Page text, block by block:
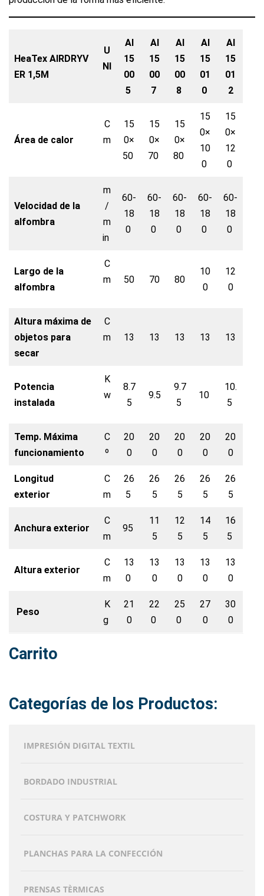
HeaTex AIRDRYV
ER 1,5M
U
NI
AI
15
00
5
AI
15
00
7
AI
15
00
8
AI
15
01
0
AI
15
01
2
Área de calor
C
m
15
0×
50
15
0×
70
15
0×
80
15
0×
10
0
15
0×
12
0
Velocidad de la
alfombra
m
/
m
in
60-
18
0
60-
18
0
60-
18
0
60-
18
0
60-
18
0
Largo de la
alfombra
C
m
50 70 80
10
0
12
0
Altura máxima de
objetos para
secar
C
m
13 13 13 13 13
Potencia
instalada
K
w
8.7
5
9.5
9.7
5
10
10.
5
Temp. Máxima
funcionamiento
C
º
20
0
20
0
20
0
20
0
20
0
Longitud
exterior
C
m
26
5
26
5
26
5
26
5
26
5
Anchura exterior
C
m
95
11
5
12
5
14
5
16
5
Altura exterior
C
m
13
0
13
0
13
0
13
0
13
0
Peso
K
g
21
0
22
0
25
0
27
0
30
0
Carrito
Categorías de los Productos:
IMPRESIÓN DIGITAL TEXTIL
BORDADO INDUSTRIAL
COSTURA Y PATCHWORK
PLANCHAS PARA LA CONFECCIÓN
PRENSAS TÈRMICAS